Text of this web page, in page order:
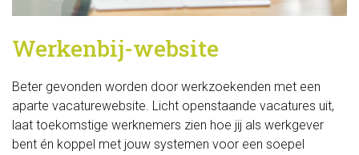
Servicedesk
Stuur je vragen of technische problemen
in via onze Servicedesk.
SERVICEDESK
Werkenbij-website
Beter gevonden worden door werkzoekenden met een
aparte vacaturewebsite. Licht openstaande vacatures uit,
laat toekomstige werknemers zien hoe jij als werkgever
bent én koppel met jouw systemen voor een soepel